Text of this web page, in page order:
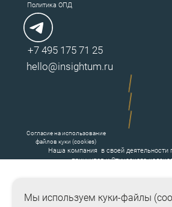
Мы используем куки-файлы
Политика ОПД
+7 495 175 71 25
hello@insightum.ru
Согласие на использование
файлов куки (cookies)
Наша компания в своей деятельности
принциповиЭтического